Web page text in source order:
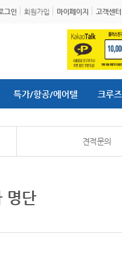
그인 회원가입 마이페이지 고객센터
특가/항공/에어텔 크루즈
견적문의
명단